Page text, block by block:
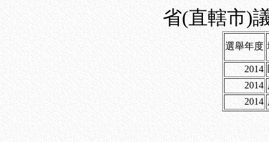
省(直轄市)
選舉年度
2014
2014
2014